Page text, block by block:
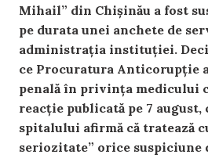
Mihail” din Chișinău a fost
pe durata unei anchete de
administrația instituției.
ce Procuratura Anticorupție
penală în privința medicului
reacție publicată pe 7 august,
spitalului afirmă că tratează
seriozitate” orice suspiciune